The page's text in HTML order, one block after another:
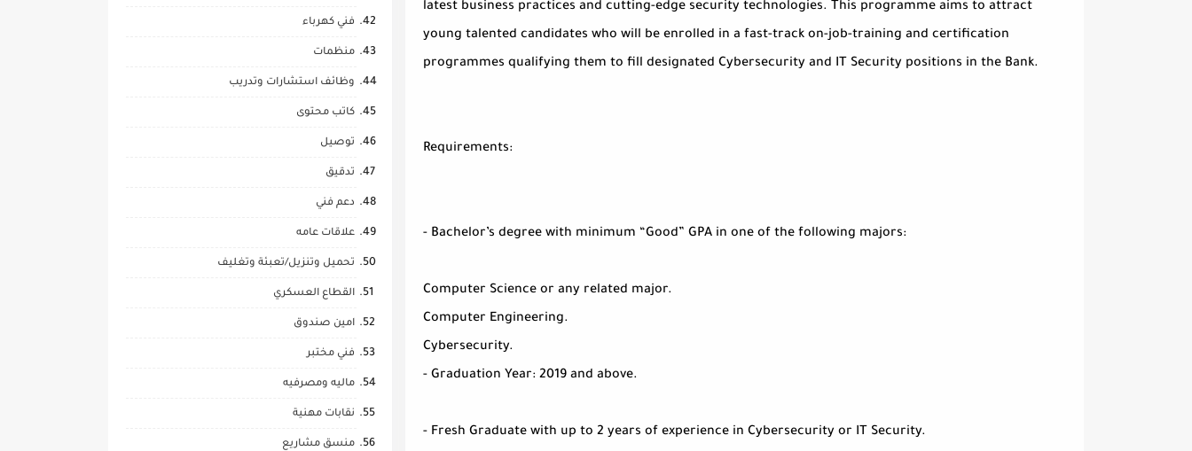
latest business practices and cutting-edge security technologies. This programme aims to attract
young talented candidates who will be enrolled in a fast-track on-job-training and certification
programmes qualifying them to fill designated Cybersecurity and IT Security positions in the Bank.
Requirements:
- Bachelor’s degree with minimum “Good” GPA in one of the following majors:
Computer Science or any related major.
Computer Engineering.
Cybersecurity.
- Graduation Year: 2019 and above.
- Fresh Graduate with up to 2 years of experience in Cybersecurity or IT Security.
فني كهرباء
منظمات
وظائف استشارات وتدريب
كاتب محتوى
توصيل
تدقيق
دعم فني
علاقات عامه
تحميل وتنزيل/تعبئة وتغليف
القطاع العسكري
امين صندوق
فني مختبر
ماليه ومصرفيه
نقابات مهنية
منسق مشاريع